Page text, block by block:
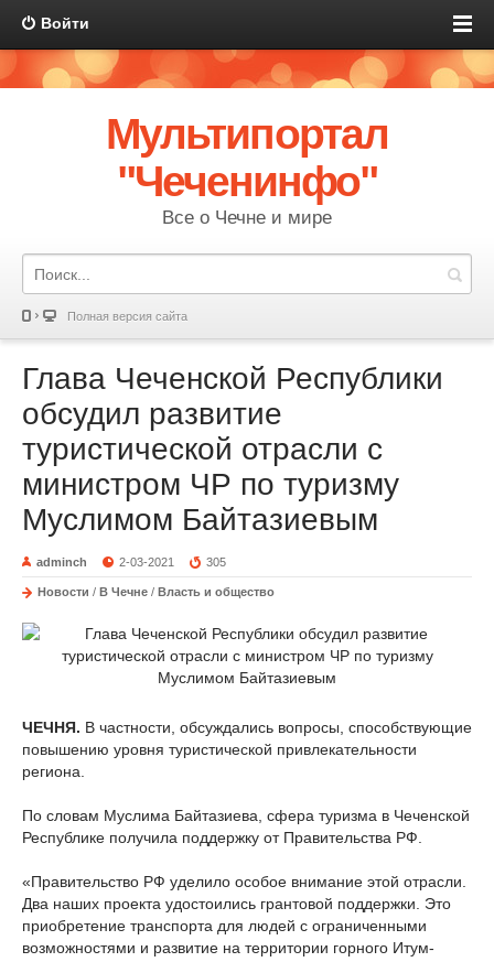
Войти
Мультипортал
"Чеченинфо"
Все о Чечне и мире
Полная версия сайта
Глава Чеченской Республики
обсудил развитие
туристической отрасли с
министром ЧР по туризму
Муслимом Байтазиевым
adminch 2-03-2021 305
Новости / В Чечне / Власть и общество
ЧЕЧНЯ. В частности, обсуждались вопросы, способствующие
повышению уровня туристической привлекательности
региона.
По словам Муслима Байтазиева, сфера туризма в Чеченской
Республике получила поддержку от Правительства РФ.
«Правительство РФ уделило особое внимание этой отрасли.
Два наших проекта удостоились грантовой поддержки. Это
приобретение транспорта для людей с ограниченными
возможностями и развитие на территории горного Итум-